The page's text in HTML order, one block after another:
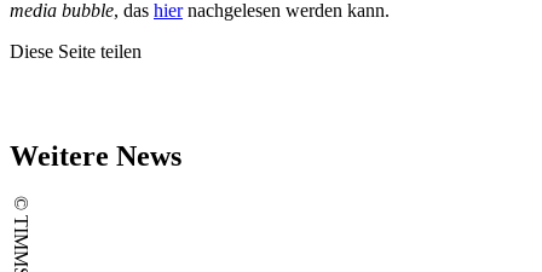
media bubble, das hiernachgelesen werden kann.
Diese Seite teilen
Weitere News